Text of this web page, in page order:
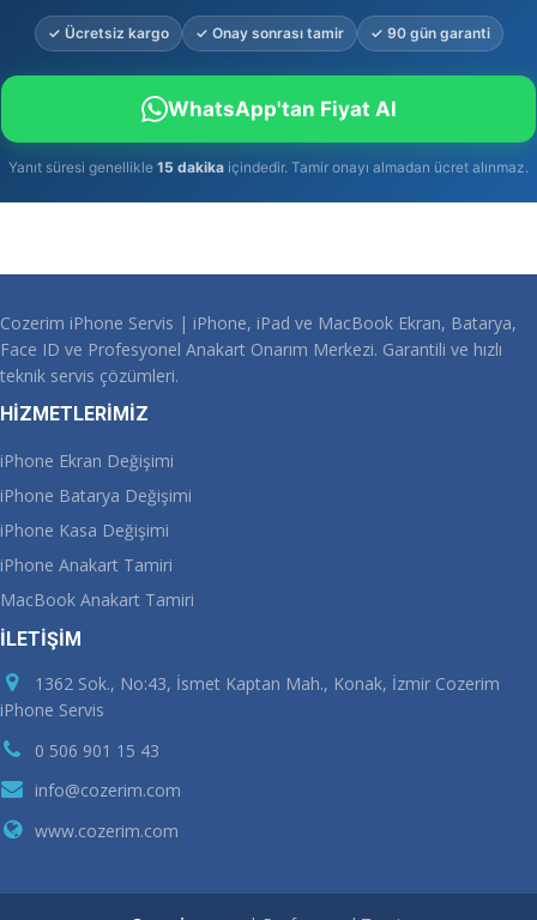
✓ Ücretsiz kargo ✓ Onay sonrası tamir ✓ 90 gün garanti
WhatsApp'tan Fiyat Al
Yanıt süresi genellikle 15 dakika içindedir. Tamir onayı almadan ücret alınmaz.
Cozerim iPhone Servis | iPhone, iPad ve MacBook Ekran, Batarya,
Face ID ve Profesyonel Anakart Onarım Merkezi. Garantili ve hızlı
teknik servis çözümleri.
HİZMETLERİMİZ
iPhone Ekran Değişimi
iPhone Batarya Değişimi
iPhone Kasa Değişimi
iPhone Anakart Tamiri
MacBook Anakart Tamiri
İLETİŞİM
1362 Sok., No:43, İsmet Kaptan Mah., Konak, İzmir Cozerim
iPhone Servis
0 506 901 15 43
info@cozerim.com
www.cozerim.com